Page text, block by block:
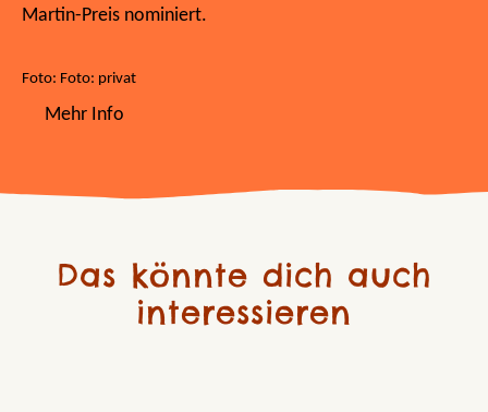
Martin-Preis nominiert.
Foto: Foto: privat
Mehr Info
Das könnte dich auch
interessieren